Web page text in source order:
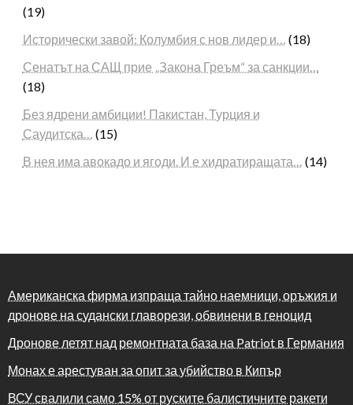
(19)
Исторически завой: Колумбия с нов лидер и…
(18)
Сенатът на САЩ прие „Закона Греъм“ за санкции…
(18)
Без ядрени амбиции! Пакистан, Турция и
Саудитска…
(15)
В нея има авокадо и ягоди. И е хидратиращата…
(14)
Американска фирма изпраща тайно наемници, оръжия и
дронове на судански главорези, обвинени в геноцид
Дронове летят над ремонтната база на Patriot в Германия
Монах е арестуван за опит за убийство в Кипър
ВСУ свалили само 15% от руските балистичните ракети